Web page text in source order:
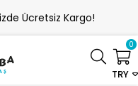
Ücretsiz Kargo!
TRY
0